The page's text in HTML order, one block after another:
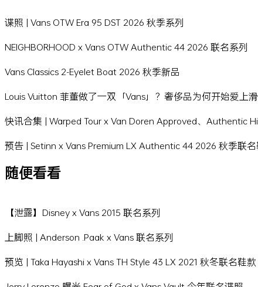
谍照 | Vans OTW Era 95 DST 2026 秋季系列
NEIGHBORHOOD x Vans OTW Authentic 44 2026 联名系列
Vans Classics 2-Eyelet Boat 2026 秋季新品
Louis Vuitton 菲董做了一双「Vans」？奢侈品为何开始爱上
快讯合集 | Warped Tour x Van Doren Approved、Authentic
预告 | Setinn x Vans Premium LX Authentic 44 2026 秋季联
随便看看
【泄露】Disney x Vans 2015 联名系列
上脚照 | Anderson .Paak x Vans 联名系列
预览 | Taka Hayashi x Vans TH Style 43 LX 2021 秋冬联名鞋款